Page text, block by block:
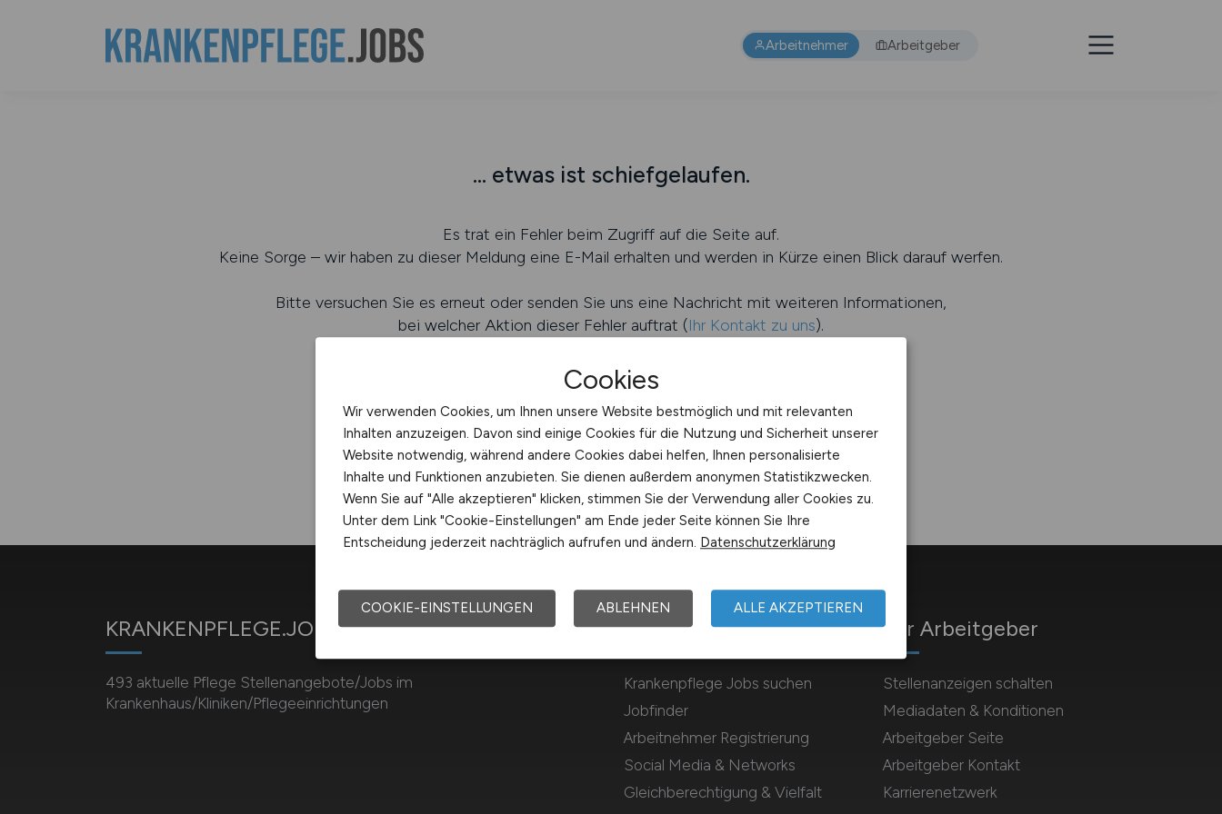
Arbeitnehmer Arbeitgeber
... etwas ist schiefgelaufen.
Es trat ein Fehler beim Zugriff auf die Seite auf.
Keine Sorge – wir haben zu dieser Meldung eine E-Mail erhalten und werden in Kürze einen Blick darauf werfen.
Bitte versuchen Sie es erneut oder senden Sie uns eine Nachricht mit weiteren Informationen,
bei welcher Aktion dieser Fehler auftrat (Ihr Kontakt zu uns).
KRANKENPFLEGE.JOBS
493 aktuelle Pflege Stellenangebote/Jobs im
Krankenhaus/Kliniken/Pflegeeinrichtungen
Für Arbeitnehmer
Krankenpflege Jobs suchen
Jobfinder
Arbeitnehmer Registrierung
Social Media & Networks
Gleichberechtigung & Vielfalt
Für Arbeitgeber
Stellenanzeigen schalten
Mediadaten & Konditionen
Arbeitgeber Seite
Arbeitgeber Kontakt
Karrierenetzwerk
Cookies
Wir verwenden Cookies, um Ihnen unsere Website bestmöglich und mit relevanten
Inhalten anzuzeigen. Davon sind einige Cookies für die Nutzung und Sicherheit unserer
Website notwendig, während andere Cookies dabei helfen, Ihnen personalisierte
Inhalte und Funktionen anzubieten. Sie dienen außerdem anonymen Statistikzwecken.
Wenn Sie auf "Alle akzeptieren" klicken, stimmen Sie der Verwendung aller Cookies zu.
Unter dem Link "Cookie-Einstellungen" am Ende jeder Seite können Sie Ihre
Entscheidung jederzeit nachträglich aufrufen und ändern. Datenschutzerklärung
COOKIE-EINSTELLUNGEN ABLEHNEN ALLE AKZEPTIEREN